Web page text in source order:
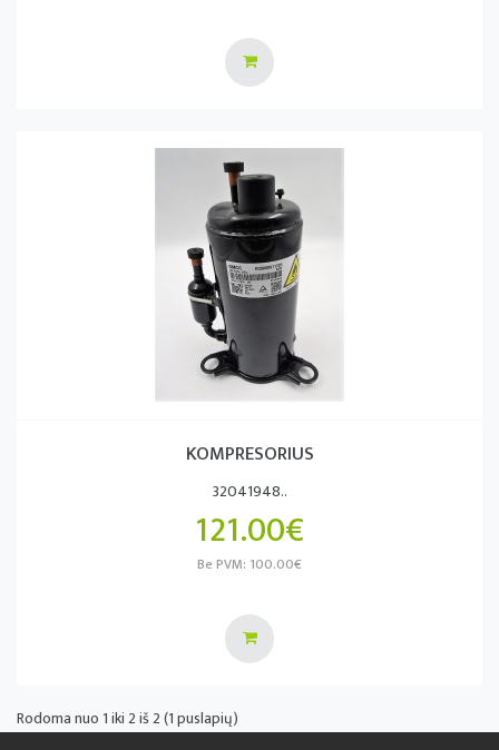
KOMPRESORIUS
32041948..
121.00€
Be PVM: 100.00€
Rodoma nuo 1 iki 2 iš 2 (1 puslapių)